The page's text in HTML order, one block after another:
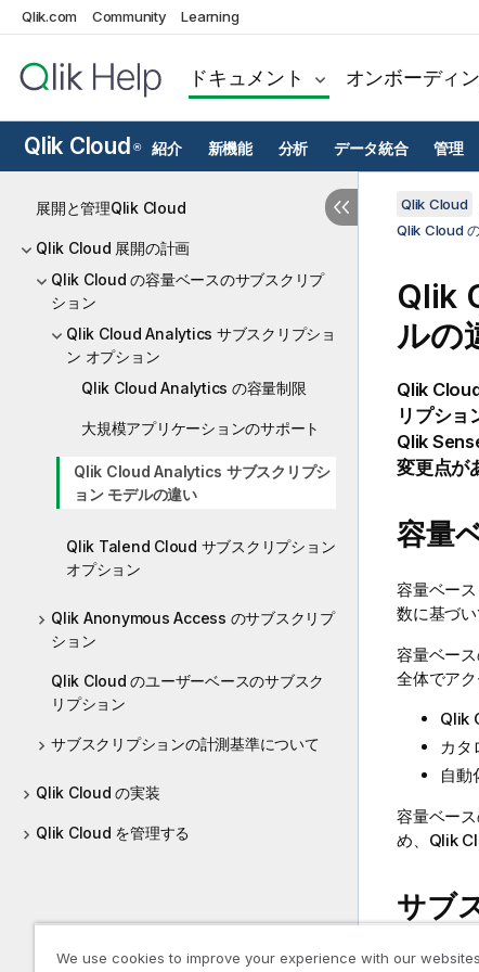
Qlik.com Community Learning
ドキュメント オンボーディ
Qlik Cloud ® 紹介 新機能 分析 データ統合 管理
展開と管理Qlik Cloud
Qlik Cloud 展開の計画
Qlik Cloud の容量ベースのサブスクリプ
ション
Qlik Cloud Analytics サブスクリプショ
ン オプション
Qlik Cloud Analytics の容量制限
大規模アプリケーションのサポート
Qlik Cloud Analytics サブスクリプシ
ョン モデルの違い
Qlik Talend Cloud サブスクリプション
オプション
Qlik Anonymous Access のサブスクリプ
ション
Qlik Cloud のユーザーベースのサブスク
リプション
サブスクリプションの計測基準について
Qlik Cloud の実装
Qlik Cloud を管理する
Qlik Cloud
Qlik Cloud
Qlik
ルの
Qlik
リプショ
Qlik
変更点が
容量
容量ベー
数に基づい
容量ベー
全体でア
Qlik
カタ
自動
容量ベー
め、 Qlik
サブ
Qlik Cloud
We use cookies to improve your experience with our